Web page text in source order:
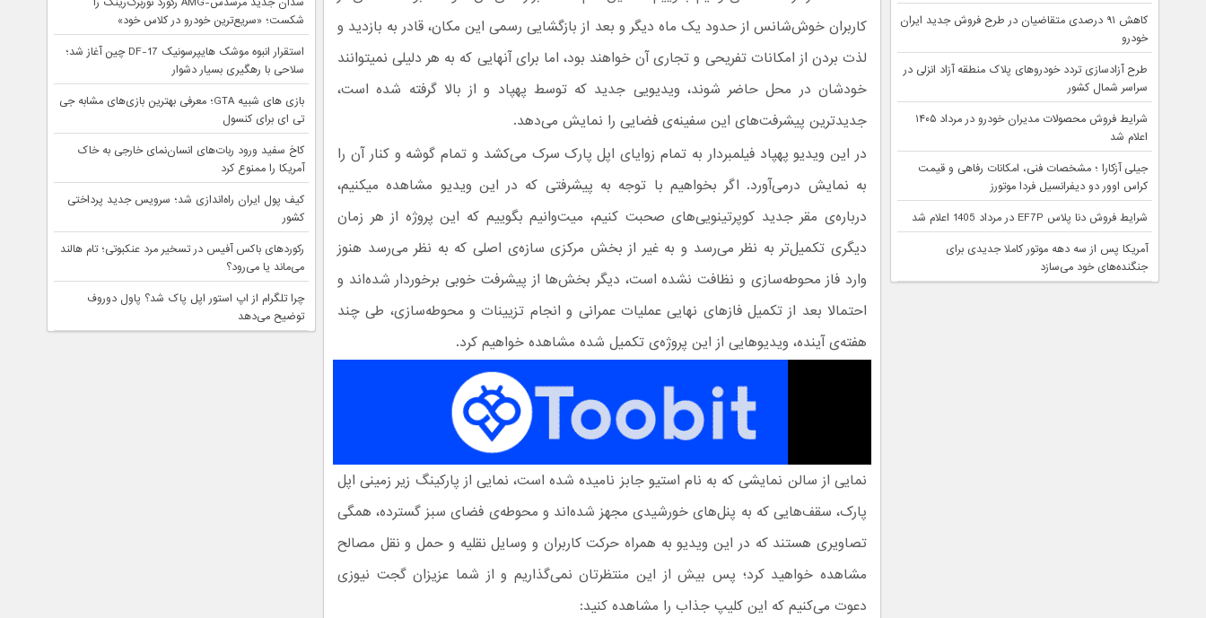
کاربران خوش‌شانس از حدود یک ماه دیگر و بعد از بازگشایی رسمی این مکان، قادر به بازدید و
لذت بردن از امکانات تفریحی و تجاری آن خواهند بود، اما برای آنهایی که به هر دلیلی نمیتوانند
خودشان در محل حاضر شوند، ویدیویی جدید که توسط پهپاد و از بالا گرفته شده است،
جدیدترین پیشرفت‌های این سفینه‌ی فضایی را نمایش می‌دهد.
در این ویدیو پهپاد فیلمبردار به تمام زوایای اپل پارک سرک می‌کشد و تمام گوشه و کنار آن را
به نمایش درمی‌آورد. اگر بخواهیم با توجه به پیشرفتی که در این ویدیو مشاهده میکنیم،
درباره‌ی مقر جدید کوپرتینویی‌های صحبت کنیم، میت‌وانیم بگوییم که این پروژه از هر زمان
دیگری تکمیل‌تر به نظر می‌رسد و به غیر از بخش مرکزی سازه‌ی اصلی که به نظر می‌رسد هنوز
وارد فاز محوطه‌‌سازی و نظافت نشده است، دیگر بخش‌ها از پیشرفت خوبی برخوردار شده‌اند و
احتمالا بعد از تکمیل فازهای نهایی عملیات عمرانی و انجام تزیینات و محوطه‌سازی، طی چند
هفته‌ی آینده، ویدیوهایی از این پروژه‌ی تکمیل شده مشاهده خواهیم کرد.
نمایی از سالن نمایشی که به نام استیو جابز نامیده شده است، نمایی از پارکینگ زیر زمینی اپل
پارک، سقف‌هایی که به پنل‌های خورشیدی مجهز شده‌اند و محوطه‌ی فضای سبز گسترده، همگی
تصاویری هستند که در این ویدیو به همراه حرکت کاربران و وسایل نقلیه‌ و حمل و نقل مصالح
مشاهده خواهید کرد؛ پس بیش از این منتظرتان نمی‌گذاریم و از شما عزیزان گجت نیوزی
دعوت می‌کنیم که این کلیپ جذاب را مشاهده کنید:
کاهش ۹۱ درصدی متقاضیان در طرح فروش جدید ایران
خودرو
طرح آزادسازی تردد خودروهای پلاک منطقه آزاد انزلی در
سراسر شمال کشور
شرایط فروش محصولات مدیران خودرو در مرداد ۱۴۰۵
اعلام شد
جیلی آزکارا ؛ مشخصات فنی، امکانات رفاهی و قیمت
کراس اوور دو دیفرانسیل فردا موتورز
شرایط فروش دنا پلاس EF7P در مرداد 1405 اعلام شد
آمریکا پس از سه دهه موتور کاملا جدیدی برای
جنگنده‌های خود می‌سازد
شکست؛ «سریع‌ترین خودرو در کلاس خود»
استقرار انبوه موشک هایپرسونیک DF-17 چین آغاز شد؛
سلاحی با رهگیری بسیار دشوار
بازی های شبیه GTA؛ معرفی بهترین بازی‌های مشابه جی
تی ای برای کنسول
کاخ سفید ورود ربات‌های انسان‌نمای خارجی به خاک
آمریکا را ممنوع کرد
کیف پول ایران راه‌اندازی شد؛ سرویس جدید پرداختی
کشور
رکوردهای باکس آفیس در تسخیر مرد عنکبوتی؛ تام هالند
می‌ماند یا می‌رود؟
چرا تلگرام از اپ استور اپل پاک شد؟ پاول دوروف
توضیح می‌دهد